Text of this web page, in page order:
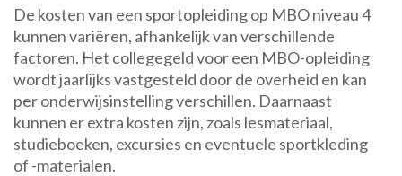
De kosten van een sportopleiding op MBO niveau 4
kunnen variëren, afhankelijk van verschillende
factoren. Het collegegeld voor een MBO-opleiding
wordt jaarlijks vastgesteld door de overheid en kan
per onderwijsinstelling verschillen. Daarnaast
kunnen er extra kosten zijn, zoals lesmateriaal,
studieboeken, excursies en eventuele sportkleding
of -materialen.